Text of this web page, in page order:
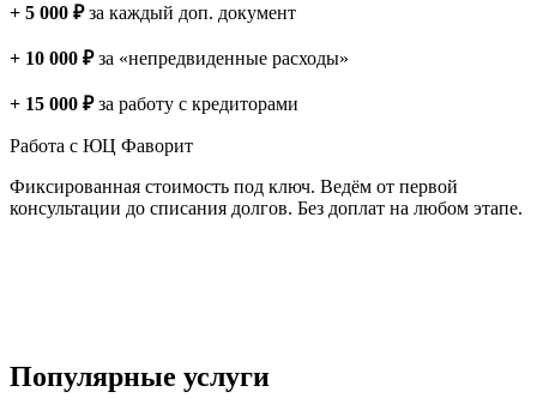
+ 5 000 ₽за каждый доп. документ
+ 10 000 ₽за «непредвиденные расходы»
+ 15 000 ₽за работу с кредиторами
Работа с ЮЦ Фаворит
Фиксированная стоимость под ключ. Ведём от первой
консультации до списания долгов. Без доплат на любом этапе.
Популярные услуги